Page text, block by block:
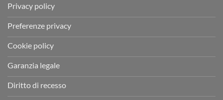
Privacy policy
Preferenze privacy
Cookie policy
Garanzia legale
Diritto di recesso